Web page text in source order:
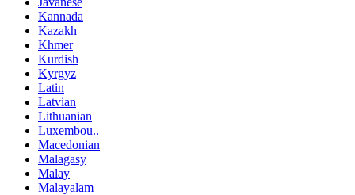
Kannada
Kazakh
Khmer
Kurdish
Kyrgyz
Latin
Latvian
Lithuanian
Luxembou..
Macedonian
Malagasy
Malay
Malayalam